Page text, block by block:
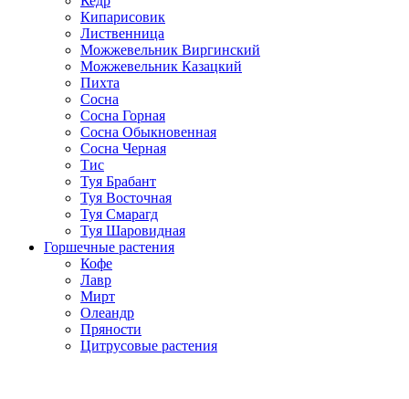
Кипарисовик
Лиственница
Можжевельник Виргинский
Можжевельник Казацкий
Пихта
Сосна
Сосна Горная
Сосна Обыкновенная
Сосна Черная
Тис
Туя Брабант
Туя Восточная
Туя Смарагд
Туя Шаровидная
Горшечные растения
Кофе
Лавр
Мирт
Олеандр
Пряности
Цитрусовые растения